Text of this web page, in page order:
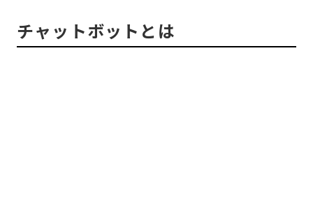
チャットボットとは